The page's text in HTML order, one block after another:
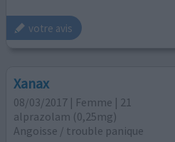
votre avis
Xanax
08/03/2017 | Femme | 21
alprazolam (0,25mg)
Angoisse / trouble panique